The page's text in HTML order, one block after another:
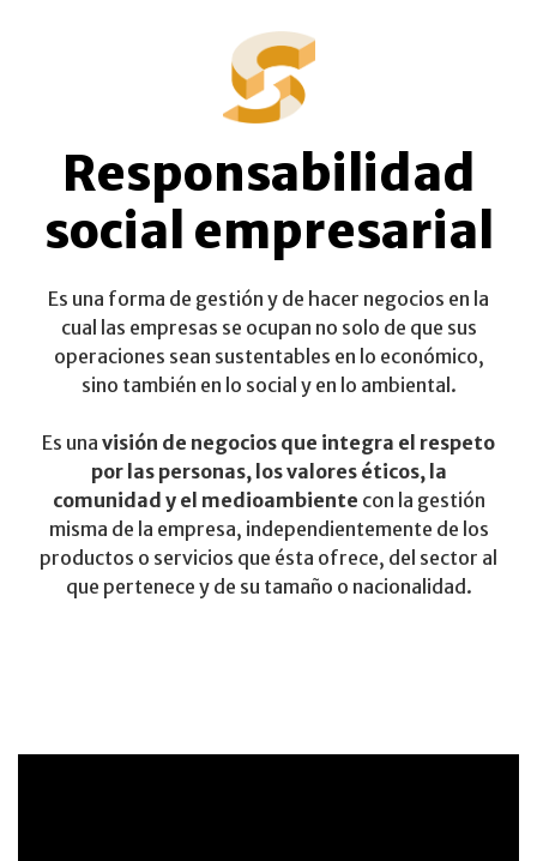
Responsabilidad
social empresarial
Es una forma de gestión y de hacer negocios en la
cual las empresas se ocupan no solo de que sus
operaciones sean sustentables en lo económico,
sino también en lo social y en lo ambiental.
Es una visión de negocios que integra el respeto
por las personas, los valores éticos, la
comunidad y el medioambiente con la gestión
misma de la empresa, independientemente de los
productos o servicios que ésta ofrece, del sector al
que pertenece y de su tamaño o nacionalidad.